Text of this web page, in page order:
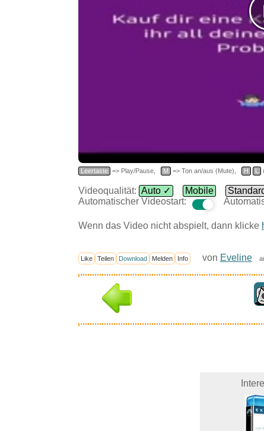
Leertaste => Play/Pause, M => Ton an/aus (Mute), H L
Videoqualität: Auto ✓ Mobile
Automatischer Videostart:
Wenn das Video nicht abspielt, dann klicke
Like Teilen Download Melden Info von Eveline